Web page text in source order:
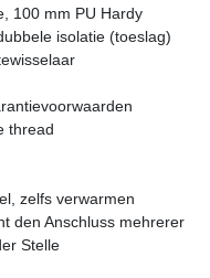
100 mm PU Hardy
isolatie (toeslag)
thread
zelfs verwarmen
den Anschluss mehrerer
Stelle